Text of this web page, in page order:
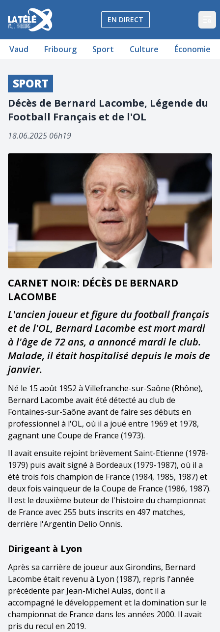
La Télé - Télévision régionale Vaud et Fribourg
EN DIRECT
Vaud Fribourg Sport Culture Économie
SPORT
Décès de Bernard Lacombe, Légende du
Football Français et de l'OL
18.06.2025 06h19
CARNET NOIR: DÉCÈS DE BERNARD
LACOMBE
L'ancien joueur et figure du football français
et de l'OL, Bernard Lacombe est mort mardi
à l'âge de 72 ans, a annoncé mardi le club.
Malade, il était hospitalisé depuis le mois de
janvier.
Né le 15 août 1952 à Villefranche-sur-Saône (Rhône),
Bernard Lacombe avait été détecté au club de
Fontaines-sur-Saône avant de faire ses débuts en
professionnel à l'OL, où il a joué entre 1969 et 1978,
gagnant une Coupe de France (1973).
Il avait ensuite rejoint brièvement Saint-Etienne (1978-
1979) puis avait signé à Bordeaux (1979-1987), où il a
été trois fois champion de France (1984, 1985, 1987) et
deux fois vainqueur de la Coupe de France (1986, 1987).
Il est le deuxième buteur de l'histoire du championnat
de France avec 255 buts inscrits en 497 matches,
derrière l'Argentin Delio Onnis.
Dirigeant à Lyon
Après sa carrière de joueur aux Girondins, Bernard
Lacombe était revenu à Lyon (1987), repris l'année
précédente par Jean-Michel Aulas, dont il a
accompagné le développement et la domination sur le
championnat de France dans les années 2000. Il avait
pris du recul en 2019.